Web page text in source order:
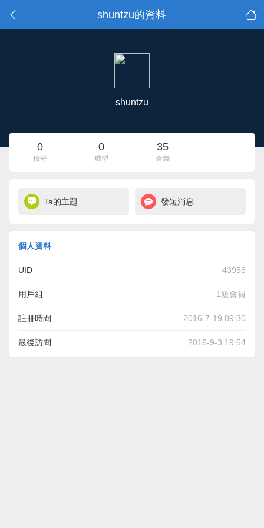
shuntzu的資料
shuntzu
0
積分
0
威望
35
金錢
Ta的主題 發短消息
個人資料
UID 43956
用戶組 1級會員
註冊時間 2016-7-19 09:30
最後訪問 2016-9-3 19:54